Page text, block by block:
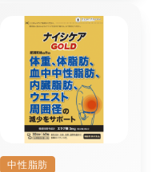
中性脂肪